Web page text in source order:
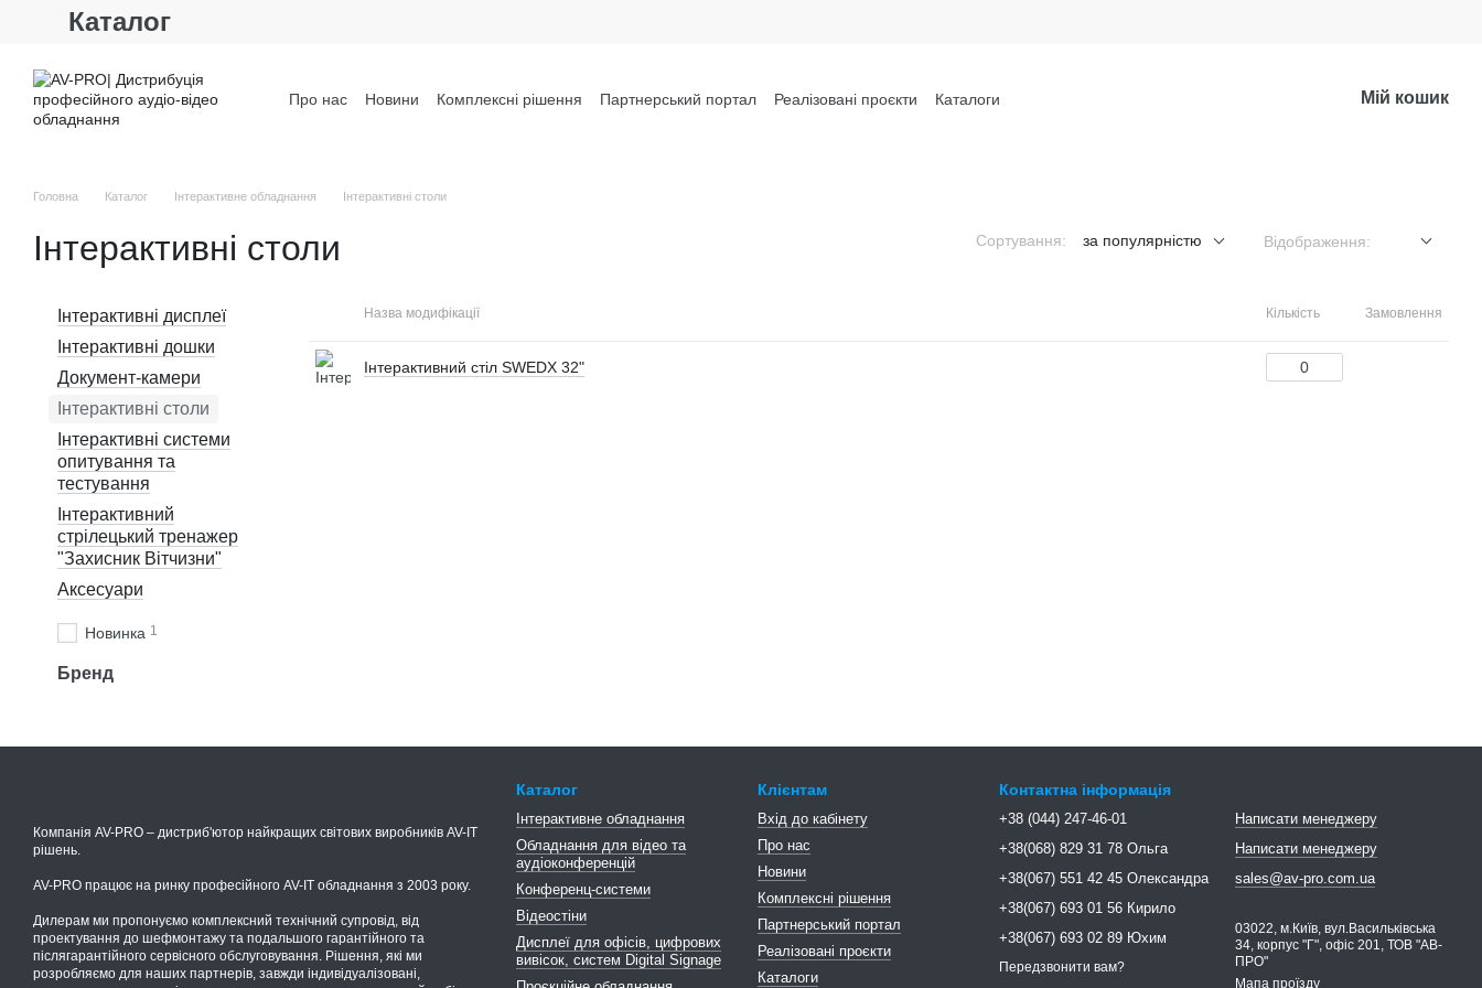
Перейти до основного контенту
Каталог
Про нас Новини Комплексні рішення Партнерський портал Реалізовані проєкти
Каталоги
Мій кошик
Головна Каталог Інтерактивне обладнання Інтерактивні столи
Інтерактивні столи Сортування: за популярністю Відображення:
Назва модифікації Кількість Замовлення
Інтерактивний стіл SWEDX 32"
Інтерактивні дисплеї
Інтерактивні дошки
Документ-камери
Інтерактивні столи
Інтерактивні системи
опитування та
тестування
Інтерактивний
стрілецький тренажер
"Захисник Вітчизни"
Аксесуари
Новинка 1
Бренд
Компанія AV-PRO – дистриб'ютор найкращих світових виробників AV-IT
рішень.
AV-PRO працює на ринку професійного AV-IT обладнання з 2003 року.
Дилерам ми пропонуємо комплексний технічний супровід, від
проектування до шефмонтажу та подальшого гарантійного та
післягарантійного сервісного обслуговування. Рішення, які ми
розробляємо для наших партнерів, завжди індивідуалізовані,
Каталог
Інтерактивне обладнання
Обладнання для відео та
аудіоконференцій
Конференц-системи
Відеостіни
Дисплеї для офісів, цифрових
вивісок, систем Digital Signage
Клієнтам
Вхід до кабінету
Про нас
Новини
Комплексні рішення
Партнерський портал
Реалізовані проєкти
Каталоги
Контактна інформація
+38 (044) 247-46-01
+38(068) 829 31 78 Ольга
+38(067) 551 42 45 Олександра
+38(067) 693 01 56 Кирило
+38(067) 693 02 89 Юхим
Передзвонити вам?
Написати менеджеру
Написати менеджеру
sales@av-pro.com.ua
03022, м.Київ, вул.Васильківська
34, корпус "Г", офіс 201, ТОВ "АВ-
ПРО"
Мапа проїзду